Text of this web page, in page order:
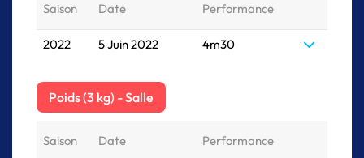
Saison Date Performance
2022 5 Juin 2022 4m30
Poids (3 kg) - Salle
Saison Date Performance